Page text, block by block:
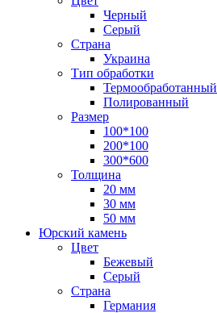
Черный
Серый
Страна
Украина
Тип обработки
Термообработанный
Полированный
Размер
100*100
200*100
300*600
Толщина
20 мм
30 мм
50 мм
Юрский камень
Цвет
Бежевый
Серый
Страна
Германия